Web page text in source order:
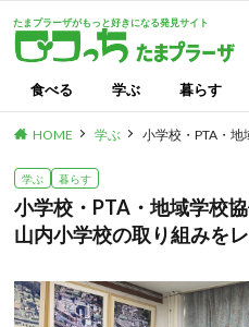
たまプラーザがもっと好きになる発見サイト
食べる 学ぶ 暮らす
HOME 学ぶ 小学校・PTA・
学ぶ 暮らす
小学校・PTA・地域学校
山内小学校の取り組みを